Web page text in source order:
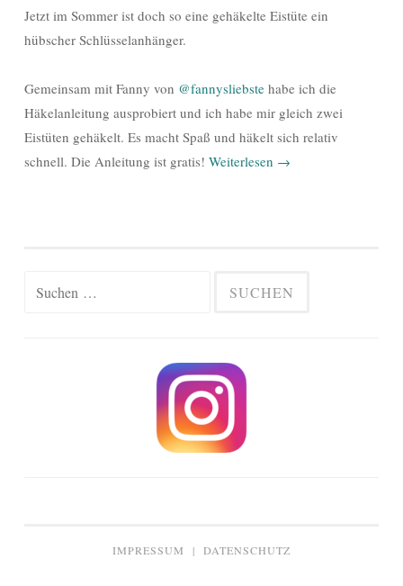
Jetzt im Sommer ist doch so eine gehäkelte Eistüte ein
hübscher Schlüsselanhänger.
Gemeinsam mit Fanny von @fannysliebste habe ich die
Häkelanleitung ausprobiert und ich habe mir gleich zwei
Eistüten gehäkelt. Es macht Spaß und häkelt sich relativ
schnell. Die Anleitung ist gratis! Weiterlesen →
Suchen
IMPRESSUM | DATENSCHUTZ